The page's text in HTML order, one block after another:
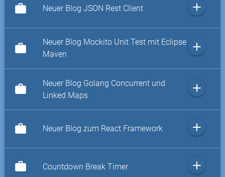
work Neuer Blog JSON Rest Client add
work
Neuer Blog Mockito Unit Test mit Eclipse
Maven
add
work
Neuer Blog Golang Concurrent und
Linked Maps
add
work Neuer Blog zum React Framework add
work Countdown Break Timer add